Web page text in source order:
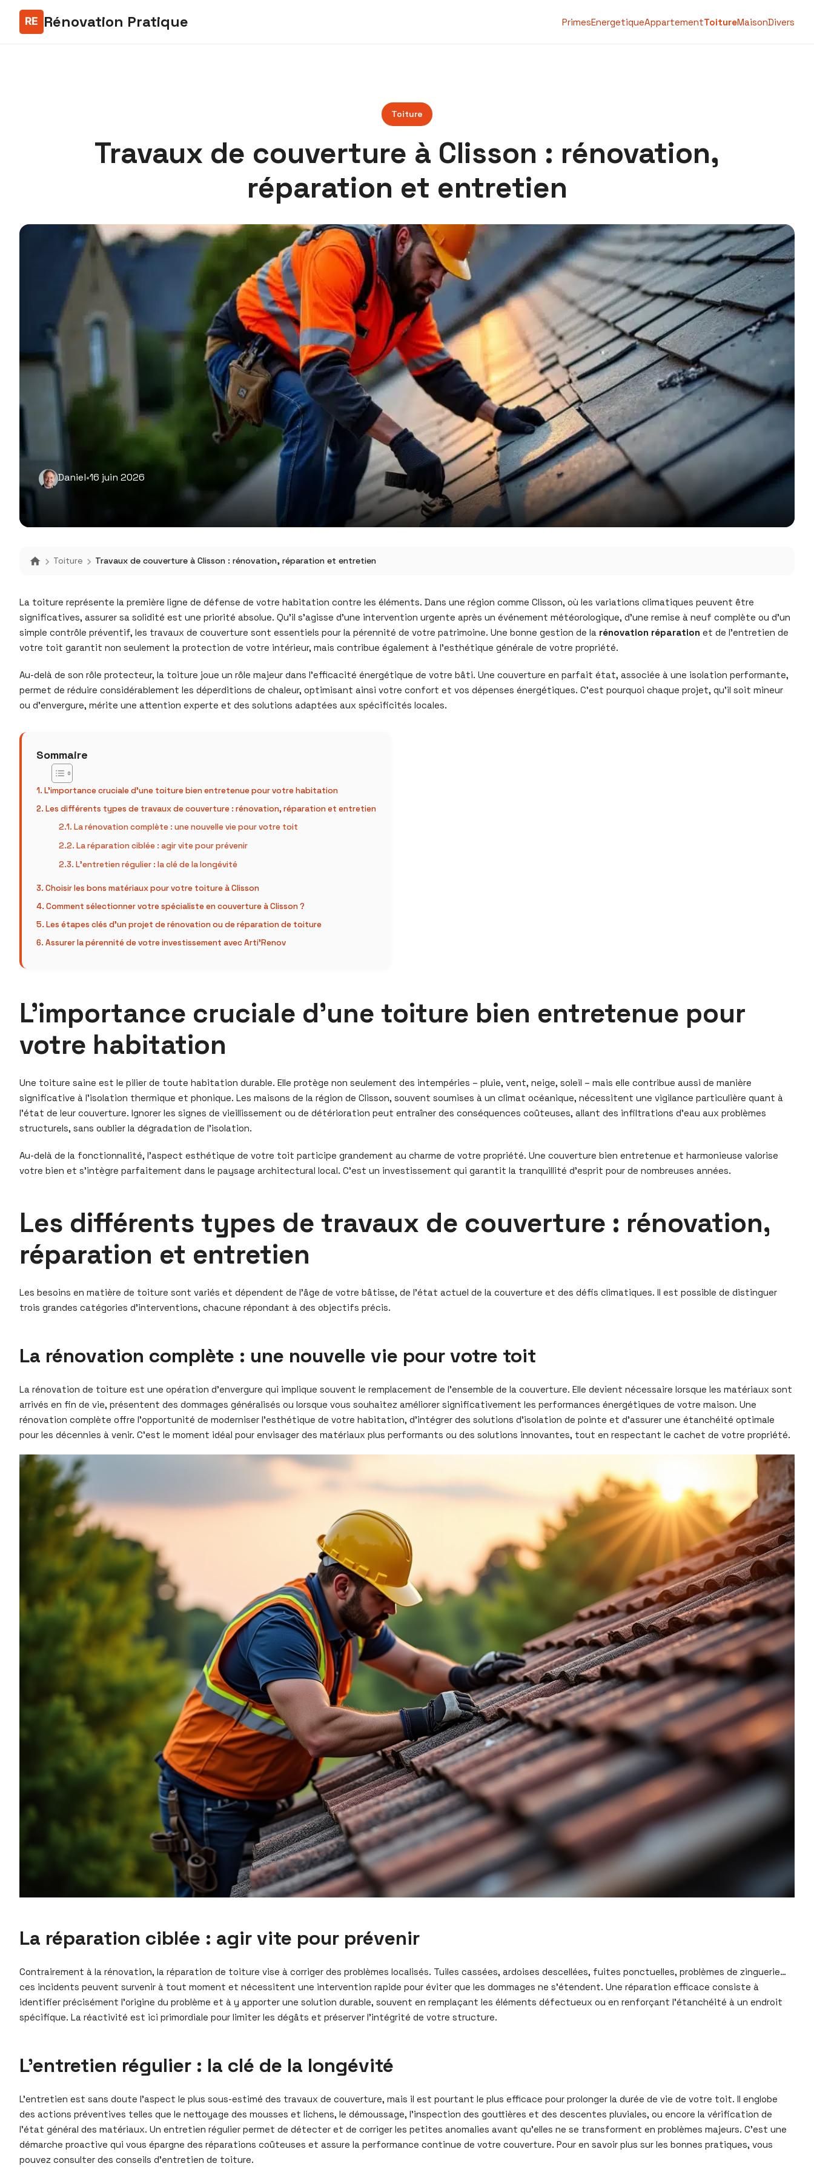
Rénovation Pratique PrimesEnergetiqueAppartementToitureMaisonDivers
Toiture
Travaux de couverture à Clisson : rénovation,
réparation et entretien
Daniel•16 juin 2026
Toiture Travaux de couverture à Clisson : rénovation, réparation et entretien
La toiture représente la première ligne de défense de votre habitation contre les éléments. Dans une région comme Clisson, où les variations climatiques peuvent être
significatives, assurer sa solidité est une priorité absolue. Qu’il s’agisse d’une intervention urgente après un événement météorologique, d’une remise à neuf complète ou d’un
simple contrôle préventif, les travaux de couverture sont essentiels pour la pérennité de votre patrimoine. Une bonne gestion de la rénovation réparation et de l’entretien de
votre toit garantit non seulement la protection de votre intérieur, mais contribue également à l’esthétique générale de votre propriété.
Au-delà de son rôle protecteur, la toiture joue un rôle majeur dans l’efficacité énergétique de votre bâti. Une couverture en parfait état, associée à une isolation performante,
permet de réduire considérablement les déperditions de chaleur, optimisant ainsi votre confort et vos dépenses énergétiques. C’est pourquoi chaque projet, qu’il soit mineur
ou d’envergure, mérite une attention experte et des solutions adaptées aux spécificités locales.
Sommaire
L’importance cruciale d’une toiture bien entretenue pour votre habitation
Les différents types de travaux de couverture : rénovation, réparation et entretien
La rénovation complète : une nouvelle vie pour votre toit
La réparation ciblée : agir vite pour prévenir
L’entretien régulier : la clé de la longévité
Choisir les bons matériaux pour votre toiture à Clisson
Comment sélectionner votre spécialiste en couverture à Clisson ?
Les étapes clés d’un projet de rénovation ou de réparation de toiture
Assurer la pérennité de votre investissement avec Arti’Renov
L’importance cruciale d’une toiture bien entretenue pour
votre habitation
Une toiture saine est le pilier de toute habitation durable. Elle protège non seulement des intempéries – pluie, vent, neige, soleil – mais elle contribue aussi de manière
significative à l’isolation thermique et phonique. Les maisons de la région de Clisson, souvent soumises à un climat océanique, nécessitent une vigilance particulière quant à
l’état de leur couverture. Ignorer les signes de vieillissement ou de détérioration peut entraîner des conséquences coûteuses, allant des infiltrations d’eau aux problèmes
structurels, sans oublier la dégradation de l’isolation.
Au-delà de la fonctionnalité, l’aspect esthétique de votre toit participe grandement au charme de votre propriété. Une couverture bien entretenue et harmonieuse valorise
votre bien et s’intègre parfaitement dans le paysage architectural local. C’est un investissement qui garantit la tranquillité d’esprit pour de nombreuses années.
Les différents types de travaux de couverture : rénovation,
réparation et entretien
Les besoins en matière de toiture sont variés et dépendent de l’âge de votre bâtisse, de l’état actuel de la couverture et des défis climatiques. Il est possible de distinguer
trois grandes catégories d’interventions, chacune répondant à des objectifs précis.
La rénovation complète : une nouvelle vie pour votre toit
La rénovation de toiture est une opération d’envergure qui implique souvent le remplacement de l’ensemble de la couverture. Elle devient nécessaire lorsque les matériaux sont
arrivés en fin de vie, présentent des dommages généralisés ou lorsque vous souhaitez améliorer significativement les performances énergétiques de votre maison. Une
rénovation complète offre l’opportunité de moderniser l’esthétique de votre habitation, d’intégrer des solutions d’isolation de pointe et d’assurer une étanchéité optimale
pour les décennies à venir. C’est le moment idéal pour envisager des matériaux plus performants ou des solutions innovantes, tout en respectant le cachet de votre propriété.
La réparation ciblée : agir vite pour prévenir
Contrairement à la rénovation, la réparation de toiture vise à corriger des problèmes localisés. Tuiles cassées, ardoises descellées, fuites ponctuelles, problèmes de zinguerie…
ces incidents peuvent survenir à tout moment et nécessitent une intervention rapide pour éviter que les dommages ne s’étendent. Une réparation efficace consiste à
identifier précisément l’origine du problème et à y apporter une solution durable, souvent en remplaçant les éléments défectueux ou en renforçant l’étanchéité à un endroit
spécifique. La réactivité est ici primordiale pour limiter les dégâts et préserver l’intégrité de votre structure.
L’entretien régulier : la clé de la longévité
L’entretien est sans doute l’aspect le plus sous-estimé des travaux de couverture, mais il est pourtant le plus efficace pour prolonger la durée de vie de votre toit. Il englobe
des actions préventives telles que le nettoyage des mousses et lichens, le démoussage, l’inspection des gouttières et des descentes pluviales, ou encore la vérification de
l’état général des matériaux. Un entretien régulier permet de détecter et de corriger les petites anomalies avant qu’elles ne se transforment en problèmes majeurs. C’est une
démarche proactive qui vous épargne des réparations coûteuses et assure la performance continue de votre couverture. Pour en savoir plus sur les bonnes pratiques, vous
pouvez consulter des conseils d’entretien de toiture.